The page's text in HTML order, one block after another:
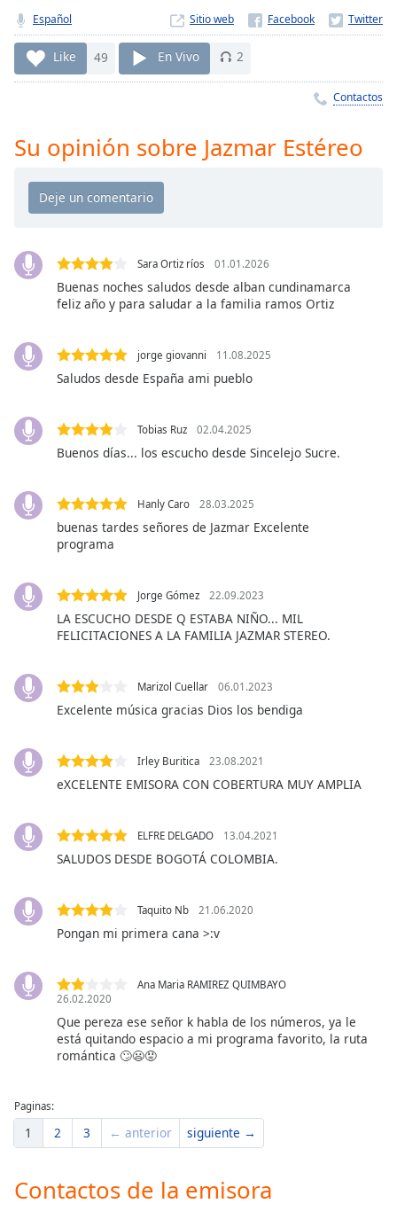
live LIVE
Remaining
Time-
Playback
Rate
Chapters
Chapters
Descriptions
descriptions
,
Subtitles
opens
subtitles
dialog
subtitles
selected
Audio
Track
Fullscreen
This
modal
window.
dialog
Escape
will
close
the
Opacity
Background
Español Sitio web
Like 49 En Vivo 2
Contactos
Su opinión sobre Jazmar Estéreo
Sara Ortiz ríos 01.01.2026
Buenas noches saludos desde alban cundinamarca
feliz año y para saludar a la familia ramos Ortiz
jorge giovanni 11.08.2025
Saludos desde España ami pueblo
Tobias Ruz 02.04.2025
Buenos días... los escucho desde Sincelejo Sucre.
Hanly Caro 28.03.2025
buenas tardes señores de Jazmar Excelente
programa
Jorge Gómez 22.09.2023
LA ESCUCHO DESDE Q ESTABA NIÑO... MIL
FELICITACIONES A LA FAMILIA JAZMAR STEREO.
Marizol Cuellar 06.01.2023
Excelente música gracias Dios los bendiga
Irley Buritica 23.08.2021
eXCELENTE EMISORA CON COBERTURA MUY AMPLIA
ELFRE DELGADO 13.04.2021
SALUDOS DESDE BOGOTÁ COLOMBIA.
Taquito Nb 21.06.2020
Pongan mi primera cana >:v
Ana Maria RAMIREZ QUIMBAYO
26.02.2020
Que pereza ese señor k habla de los números, ya le
está quitando espacio a mi programa favorito, la ruta
romántica 🙄😦😡
Paginas:
1 2 3 ← anterior siguiente →
Contactos de la emisora